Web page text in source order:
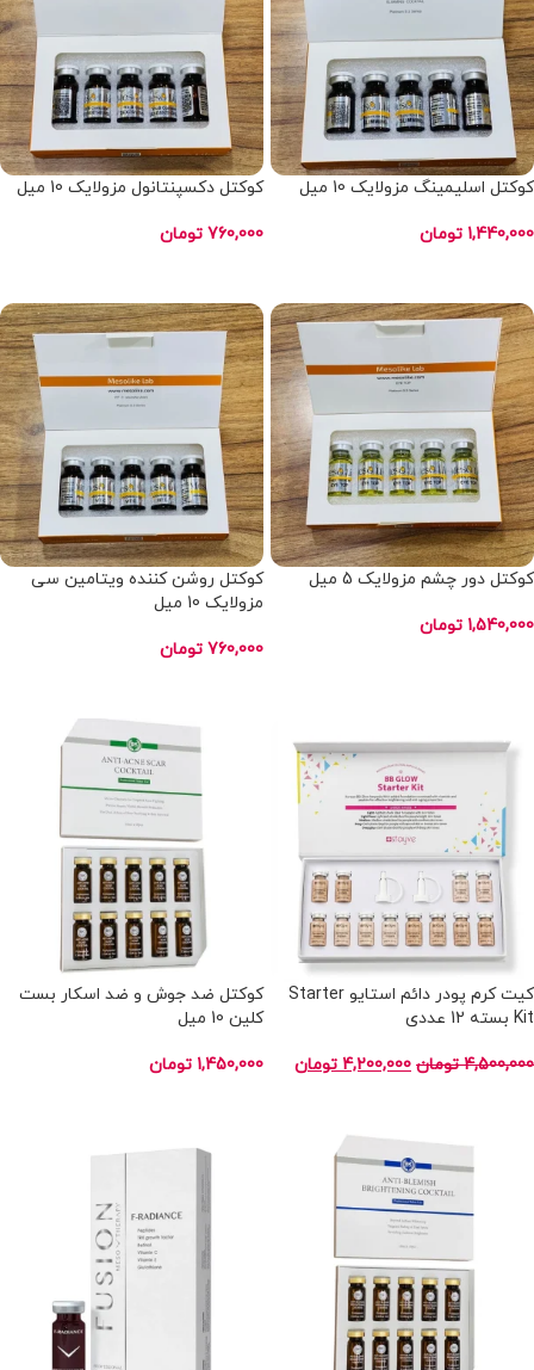
کوکتل اسلیمینگ مزولایک 10 میل
1,440,000 تومان
کوکتل دکسپنتانول مزولایک 10 میل
760,000 تومان
کوکتل دور چشم مزولایک 5 میل
1,540,000 تومان
کوکتل روشن کننده ویتامین سی
مزولایک 10 میل
760,000 تومان
کیت کرم پودر دائم استایو Starter
Kit بسته 12 عددی
4,500,000 تومان 4,200,000 تومان
کوکتل ضد جوش و ضد اسکار بست
کلین 10 میل
1,450,000 تومان